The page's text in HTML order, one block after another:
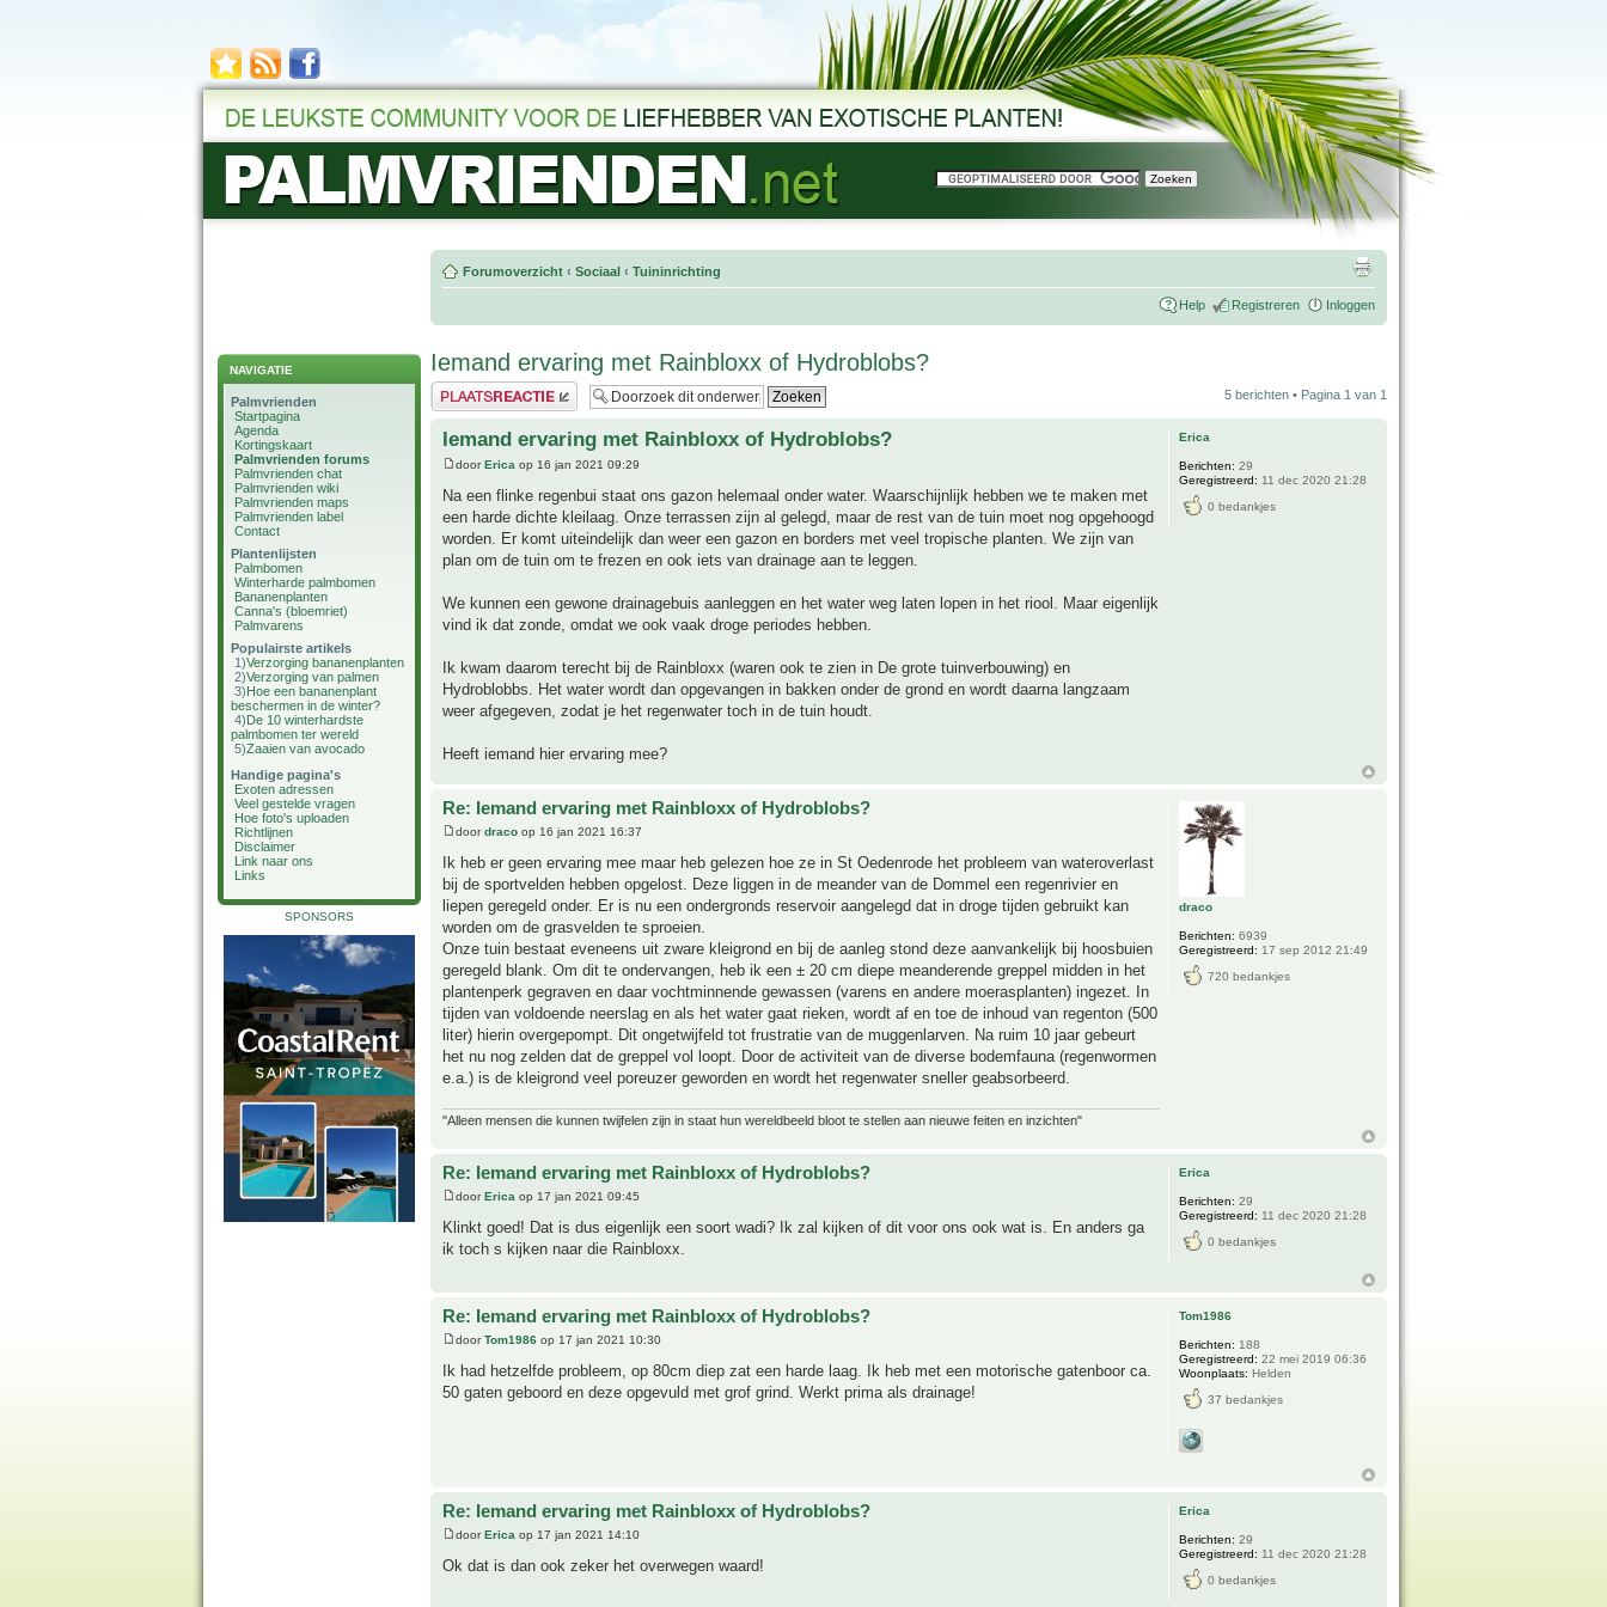
NAVIGATIE
Palmvrienden
Startpagina
Agenda
Kortingskaart
Palmvrienden forums
Palmvrienden chat
Palmvrienden wiki
Palmvrienden maps
Palmvrienden label
Contact
Plantenlijsten
Palmbomen
Winterharde palmbomen
Bananenplanten
Canna's (bloemriet)
Palmvarens
Populairste artikels
1)Verzorging bananenplanten
2)Verzorging van palmen
3)Hoe een bananenplant
beschermen in de winter?
4)De 10 winterhardste
palmbomen ter wereld
5)Zaaien van avocado
Handige pagina's
Exoten adressen
Veel gestelde vragen
Hoe foto's uploaden
Richtlijnen
Disclaimer
Link naar ons
Links
SPONSORS
Forumoverzicht ‹ Sociaal ‹ Tuininrichting
Help Registreren Inloggen
Iemand ervaring met Rainbloxx of Hydroblobs?
Plaats een reactie 5 berichten • Pagina 1 van 1
Iemand ervaring met Rainbloxx of Hydroblobs?
doorErica op 16 jan 2021 09:29
Na een flinke regenbui staat ons gazon helemaal onder water. Waarschijnlijk hebben we te maken met
een harde dichte kleilaag. Onze terrassen zijn al gelegd, maar de rest van de tuin moet nog opgehoogd
worden. Er komt uiteindelijk dan weer een gazon en borders met veel tropische planten. We zijn van
plan om de tuin om te frezen en ook iets van drainage aan te leggen.
We kunnen een gewone drainagebuis aanleggen en het water weg laten lopen in het riool. Maar eigenlijk
vind ik dat zonde, omdat we ook vaak droge periodes hebben.
Ik kwam daarom terecht bij de Rainbloxx (waren ook te zien in De grote tuinverbouwing) en
Hydroblobbs. Het water wordt dan opgevangen in bakken onder de grond en wordt daarna langzaam
weer afgegeven, zodat je het regenwater toch in de tuin houdt.
Heeft iemand hier ervaring mee?
Erica
Berichten: 29
Geregistreerd: 11 dec 2020 21:28
0 bedankjes
Re: Iemand ervaring met Rainbloxx of Hydroblobs?
doordraco op 16 jan 2021 16:37
Ik heb er geen ervaring mee maar heb gelezen hoe ze in St Oedenrode het probleem van wateroverlast
bij de sportvelden hebben opgelost. Deze liggen in de meander van de Dommel een regenrivier en
liepen geregeld onder. Er is nu een ondergronds reservoir aangelegd dat in droge tijden gebruikt kan
worden om de grasvelden te sproeien.
Onze tuin bestaat eveneens uit zware kleigrond en bij de aanleg stond deze aanvankelijk bij hoosbuien
geregeld blank. Om dit te ondervangen, heb ik een ± 20 cm diepe meanderende greppel midden in het
plantenperk gegraven en daar vochtminnende gewassen (varens en andere moerasplanten) ingezet. In
tijden van voldoende neerslag en als het water gaat rieken, wordt af en toe de inhoud van regenton (500
liter) hierin overgepompt. Dit ongetwijfeld tot frustratie van de muggenlarven. Na ruim 10 jaar gebeurt
het nu nog zelden dat de greppel vol loopt. Door de activiteit van de diverse bodemfauna (regenwormen
e.a.) is de kleigrond veel poreuzer geworden en wordt het regenwater sneller geabsorbeerd.
"Alleen mensen die kunnen twijfelen zijn in staat hun wereldbeeld bloot te stellen aan nieuwe feiten en inzichten"
draco
Berichten: 6939
Geregistreerd: 17 sep 2012 21:49
720 bedankjes
Re: Iemand ervaring met Rainbloxx of Hydroblobs?
doorErica op 17 jan 2021 09:45
Klinkt goed! Dat is dus eigenlijk een soort wadi? Ik zal kijken of dit voor ons ook wat is. En anders ga
ik toch s kijken naar die Rainbloxx.
Erica
Berichten: 29
Geregistreerd: 11 dec 2020 21:28
0 bedankjes
Re: Iemand ervaring met Rainbloxx of Hydroblobs?
doorTom1986 op 17 jan 2021 10:30
Ik had hetzelfde probleem, op 80cm diep zat een harde laag. Ik heb met een motorische gatenboor ca.
50 gaten geboord en deze opgevuld met grof grind. Werkt prima als drainage!
Tom1986
Berichten: 188
Geregistreerd: 22 mei 2019 06:36
Woonplaats: Helden
37 bedankjes
Re: Iemand ervaring met Rainbloxx of Hydroblobs?
doorErica op 17 jan 2021 14:10
Ok dat is dan ook zeker het overwegen waard!
Erica
Berichten: 29
Geregistreerd: 11 dec 2020 21:28
0 bedankjes